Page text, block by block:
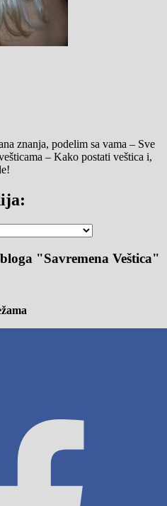
znanja, podelim sa vama – Sve
– Kako postati veštica i,
"Savremena Veštica"